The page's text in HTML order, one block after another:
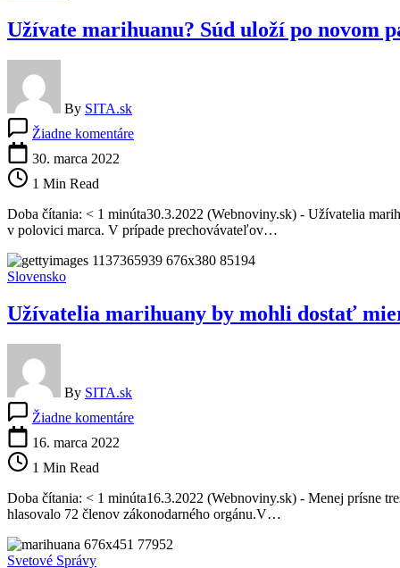
mieri
Užívate marihuanu? Súd uloží po novom
By SITA.sk
Žiadne komentáreUžívate
novom
páchateľom
miernejšie
tresty
30. marca 2022
1 Min Read
Doba čítania: < 1 minúta30.3.2022 (Webnoviny.sk) - Užívatelia
v polovici marca. V prípade prechovávateľov…
Slovensko
Užívatelia marihuany by mohli dostať
By SITA.sk
Žiadne komentáreUžívatelia
miernejšie
tresty,
poslanci
schválili
16. marca 2022
1 Min Read
Doba čítania: < 1 minúta16.3.2022 (Webnoviny.sk) - Menej prísne
hlasovalo 72 členov zákonodarného orgánu.V…
Svetové Správy